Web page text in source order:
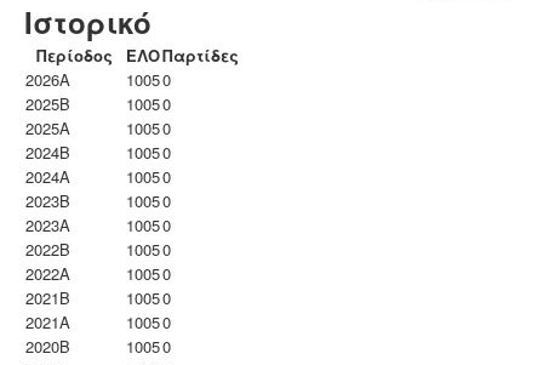
Ιστορικό
Περίοδος ΕΛΟΠαρτίδες
2026A
10050
2025B
10050
2025A
10050
2024B
10050
2024A
10050
2023B
10050
2023Α
10050
2022B
10050
2022A
10050
2021B
10050
2021A
10050
2020B
10050